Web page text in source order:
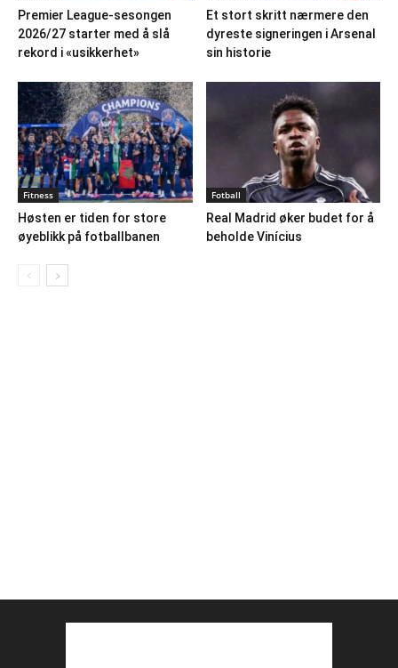
Premier League-sesongen
2026/27 starter med å slå
rekord i «usikkerhet»
Et stort skritt nærmere den
dyreste signeringen i Arsenal
sin historie
Fitness
Høsten er tiden for store
øyeblikk på fotballbanen
Fotball
Real Madrid øker budet for å
beholde Vinícius